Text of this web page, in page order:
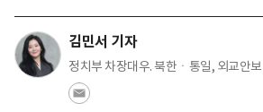
김민서 기자
정치부 차장대우. 북한ㆍ통일, 외교안